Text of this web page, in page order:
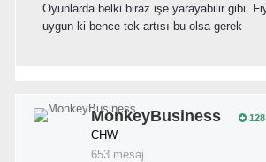
Oyunlarda belki biraz işe yarayabilir gibi.
uygun ki bence tek artısı bu olsa gerek
MonkeyBusiness 128
CHW
653 mesaj